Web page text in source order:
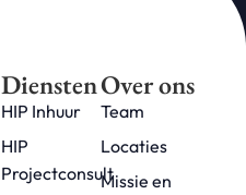
Diensten
HIP Inhuur
HIP
Projectconsult
Over ons
Team
Locaties
Missie en